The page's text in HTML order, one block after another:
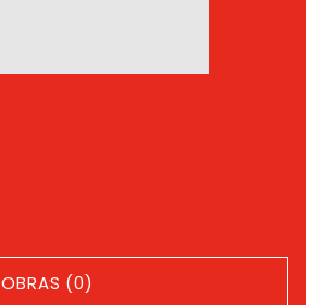
OBRAS (0)